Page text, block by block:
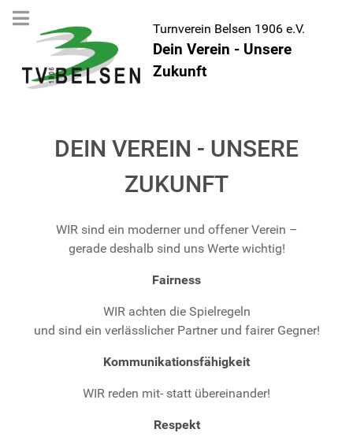
Turnverein Belsen 1906 e.V.
Dein Verein - Unsere
Zukunft
DEIN VEREIN - UNSERE
ZUKUNFT
WIR sind ein moderner und offener Verein –
gerade deshalb sind uns Werte wichtig!
Fairness
WIR achten die Spielregeln
und sind ein verlässlicher Partner und fairer Gegner!
Kommunikationsfähigkeit
WIR reden mit- statt übereinander!
Respekt